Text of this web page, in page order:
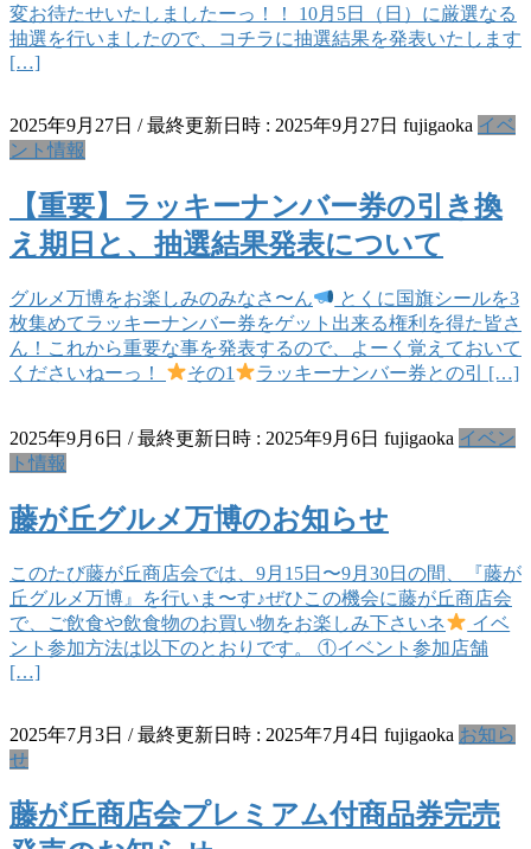
変お待たせいたしましたーっ！！ 10月5日（日）に厳選なる
抽選を行いましたので、コチラに抽選結果を発表いたします
[…]
2025年9月27日 / 最終更新日時 : 2025年9月27日 fujigaoka イベ
ント情報
【重要】ラッキーナンバー券の引き換
え期日と、抽選結果発表について
グルメ万博をお楽しみのみなさ〜ん
とくに国旗シールを3
枚集めてラッキーナンバー券をゲット出来る権利を得た皆さ
ん！これから重要な事を発表するので、よーく覚えておいて
くださいねーっ！
その1 ラッキーナンバー券との引 […]
2025年9月6日 / 最終更新日時 : 2025年9月6日 fujigaoka イベン
ト情報
藤が丘グルメ万博のお知らせ
このたび藤が丘商店会では、9月15日〜9月30日の間、『藤が
丘グルメ万博』を行いま〜す♪ぜひこの機会に藤が丘商店会
で、ご飲食や飲食物のお買い物をお楽しみ下さいネ
イベ
ント参加方法は以下のとおりです。 ①イベント参加店舗
[…]
2025年7月3日 / 最終更新日時 : 2025年7月4日 fujigaoka お知ら
せ
藤が丘商店会プレミアム付商品券完売